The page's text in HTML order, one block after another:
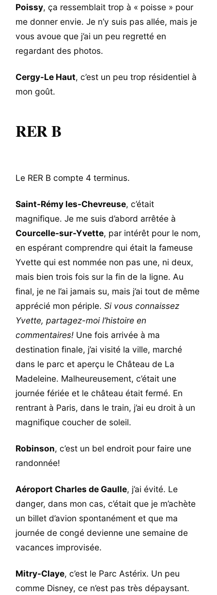
Poissy, ça ressemblait trop à « poisse » pour
me donner envie. Je n’y suis pas allée, mais je
vous avoue que j’ai un peu regretté en
regardant des photos.
Cergy-Le Haut, c’est un peu trop résidentiel à
mon goût.
RER B
Le RER B compte 4 terminus.
Saint-Rémy les-Chevreuse, c’était
magnifique. Je me suis d’abord arrêtée à
Courcelle-sur-Yvette, par intérêt pour le nom,
en espérant comprendre qui était la fameuse
Yvette qui est nommée non pas une, ni deux,
mais bien trois fois sur la fin de la ligne. Au
final, je ne l’ai jamais su, mais j’ai tout de même
apprécié mon périple. Si vous connaissez
Yvette, partagez-moi l’histoire en
commentaires! Une fois arrivée à ma
destination finale, j’ai visité la ville, marché
dans le parc et aperçu le Château de La
Madeleine. Malheureusement, c’était une
journée fériée et le château était fermé. En
rentrant à Paris, dans le train, j’ai eu droit à un
magnifique coucher de soleil.
Robinson, c’est un bel endroit pour faire une
randonnée!
Aéroport Charles de Gaulle, j’ai évité. Le
danger, dans mon cas, c’était que je m’achète
un billet d’avion spontanément et que ma
journée de congé devienne une semaine de
vacances improvisée.
Mitry-Claye, c’est le Parc Astérix. Un peu
comme Disney, ce n’est pas très dépaysant.